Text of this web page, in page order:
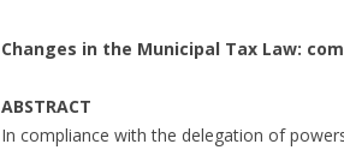
Changes in the Municipal Tax Law:
ABSTRACT
In compliance with the delegation of